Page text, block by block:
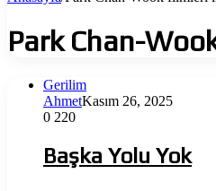
Park Chan-
Gerilim
AhmetKasım 26, 2025
0 220
Başka Yolu Yok